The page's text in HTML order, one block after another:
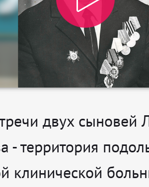
двух сыновей
- территория
клинической